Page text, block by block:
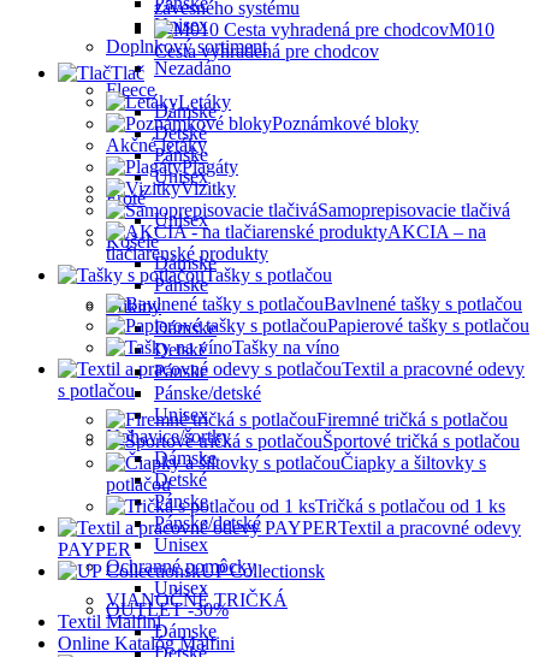
Unisex
Doplnkový sortiment
Nezadáno
Fleece
Dámske
Detské
Pánske
Unisex
Froté
Unisex
Košele
Dámske
Pánske
Mikiny
Dámske
Detské
Pánske
Pánske/detské
Unisex
Nohavice/šortky
Dámske
Detské
Pánske
Pánske/detské
Unisex
Ochranné pomôcky
Unisex
OUTLET -30%
Dámske
Detské
závesného systému
M010
Cesta vyhradená pre chodcov
Tlač
Letáky
Poznámkové bloky
Akčné letáky
Plagáty
Vizitky
Samoprepisovacie tlačivá
AKCIA – na
tlačiarenské produkty
Tašky s potlačou
Bavlnené tašky s potlačou
Papierové tašky s potlačou
Tašky na víno
Textil a pracovné odevy
s potlačou
Firemné tričká s potlačou
Športové tričká s potlačou
Čiapky a šiltovky s
potlačou
Tričká s potlačou od 1 ks
Textil a pracovné odevy
PAYPER
UP Collectionsk
VIANOČNÉ TRIČKÁ
Textil Malfini
Online Katalóg Malfini